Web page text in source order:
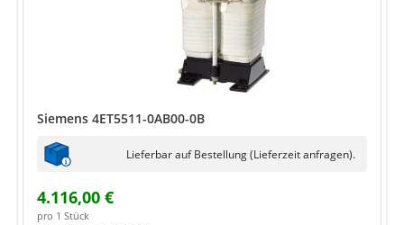
Siemens 4ET5511-0AB00-0B
Lieferbar auf Bestellung (Lieferzeit anfragen).
4.116,00 €
pro 1 Stück